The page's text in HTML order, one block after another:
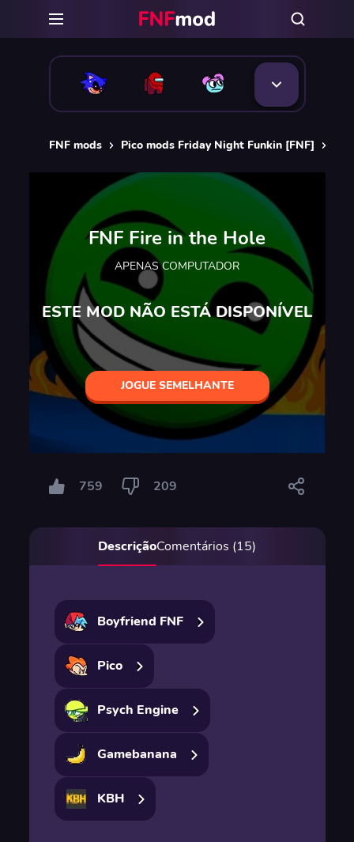
FNF mods Pico mods Friday Night Funkin [FNF]
FNF Fire in the Hole
APENAS COMPUTADOR
ESTE MOD NÃO ESTÁ DISPONÍVEL
JOGUE SEMELHANTE
759 209
DescriçãoComentários (15)
Boyfriend FNF
Pico
Psych Engine
Gamebanana
KBH